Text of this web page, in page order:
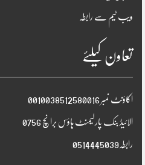
ویب ٹیم سے رابطہ
تعاون کیلئے
اکاؤنٹ نمبر 0010038512580016
الائیڈ بنک پارلیمنٹ ہاؤس برانچ 0756
رابطہ0514445039